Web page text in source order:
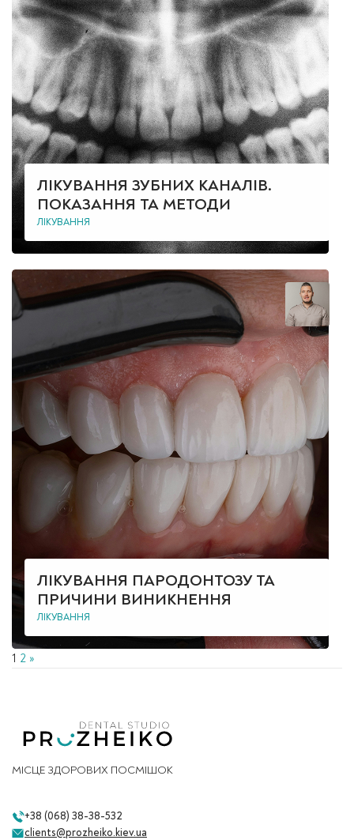
ЛІКУВАННЯ ЗУБНИХ КАНАЛІВ.
ПОКАЗАННЯ ТА МЕТОДИ
ЛІКУВАННЯ
ЛІКУВАННЯ ПАРОДОНТОЗУ ТА
ПРИЧИНИ ВИНИКНЕННЯ
ЛІКУВАННЯ
Пагінація
1 2 »
МІСЦЕ ЗДОРОВИХ ПОСМІШОК
+38 (068) 38-38-532
clients@prozheiko.kiev.ua